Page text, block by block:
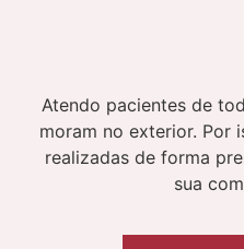
Atendo pacientes de
moram no exterior. Por
realizadas de forma
sua